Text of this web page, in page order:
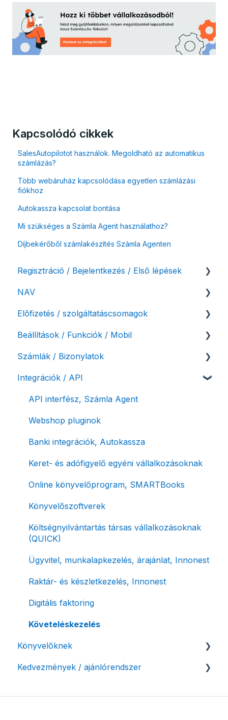
Kapcsolódó cikkek
SalesAutopilotot használok. Megoldható az automatikus
számlázás?
Több webáruház kapcsolódása egyetlen számlázási
fiókhoz
Autokassza kapcsolat bontása
Mi szükséges a Számla Agent használathoz?
Díjbekérőből számlakészítés Számla Agenten
Regisztráció / Bejelentkezés / Első lépések
Felhasználó beállításai
Számlázási fiók kezdő beállításai, első lépések
NAV
NAV online adatszolgáltatás
Adóhatósági ellenőrzés adatszolgáltatás
NAV pénztárgép feladás (PTGSZLAH)
Számlaverzum
Előfizetés / szolgáltatáscsomagok
Szolgáltatáscsomag kiválasztása
Szolgáltatáscsomag módosítása
Fiók / felhasználó törlése
Díjfizetés / díjtartozás / korlátozás
Fizetési módok
Beállítások / Funkciók / Mobil
Számlakészítés
Mobilapplikáció / MostSzámlázz
Bejövő számlák és vevői fiók
Tömeges számlagenerálás
Tömeges-, és csoportos műveletek
Megbízott számlakibocsátás / Önszámlázás
Online fizetési megoldások
Archiválás
Postai szolgáltatás
Adózási támogatás egyéni vállalkozásoknak
Számlák / Bizonylatok
Sztornó-, és helyesbítő számla
Díjbekérő, szállítólevél
Előlegszámla, végszámla
E-számla
Nyugta / e-nyugta
Devizás és idegen nyelvű számlázás
Számla piszkozat
Ismétlődő számlázás
Integrációk / API
API interfész, Számla Agent
Webshop pluginok
Banki integrációk, Autokassza
Keret- és adófigyelő egyéni vállalkozásoknak
Online könyvelőprogram, SMARTBooks
Könyvelőszoftverek
Költségnyilvántartás társas vállalkozásoknak
(QUICK)
Ügyvitel, munkalapkezelés, árajánlat, Innonest
Raktár- és készletkezelés, Innonest
Digitális faktoring
Követeléskezelés
Könyvelőknek
Listák / adatexport
Kedvezmények / ajánlórendszer